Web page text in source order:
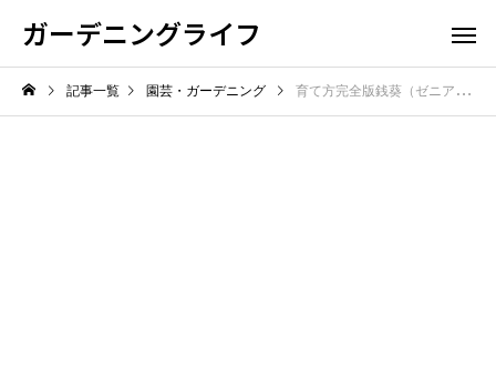
ガーデニングライフ
記事一覧 園芸・ガーデニング 育て方完全版銭葵（ゼニアオイ）失敗しないプロ直伝栽培術土づくり剪定水やり開花のコツ